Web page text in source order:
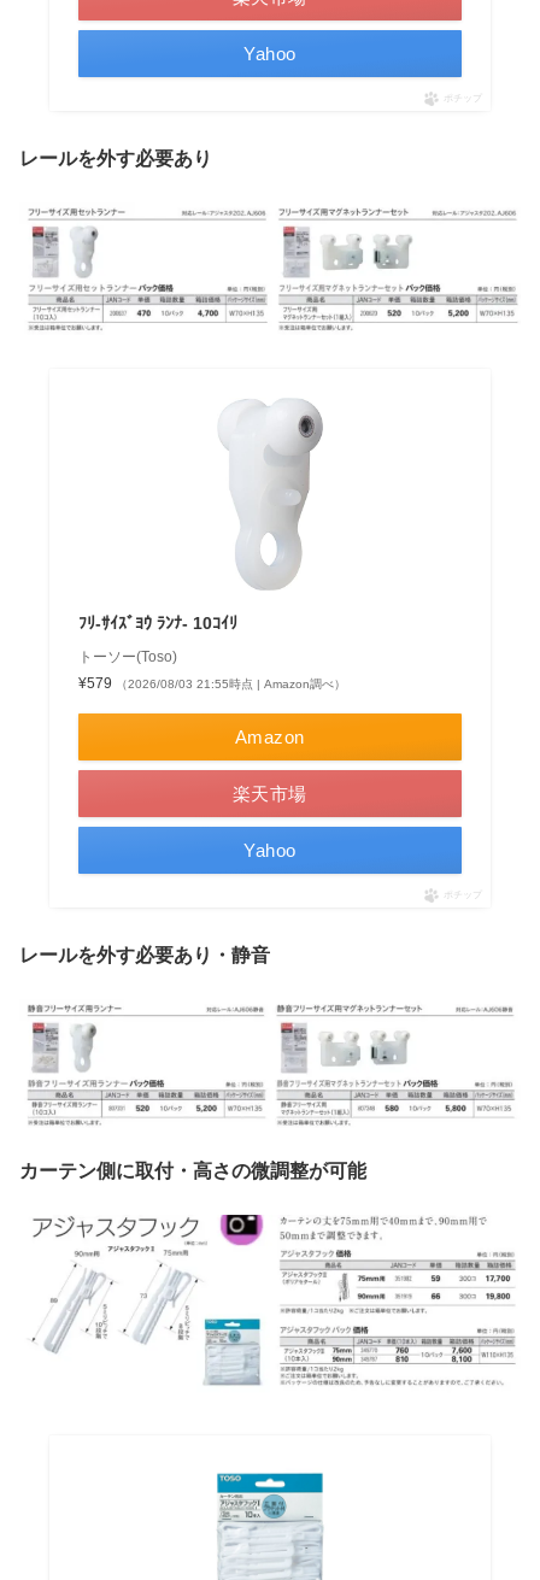
Yahoo
ポチップ
レールを外す必要あり
ﾌﾘ-ｻｲｽﾞﾖｳ ﾗﾝﾅ- 10ｺｲﾘ
トーソー(Toso)
¥579
（2026/08/03 21:55時点 | Amazon調べ）
Amazon
楽天市場
Yahoo
ポチップ
レールを外す必要あり・静音
カーテン側に取付・高さの微調整が可能